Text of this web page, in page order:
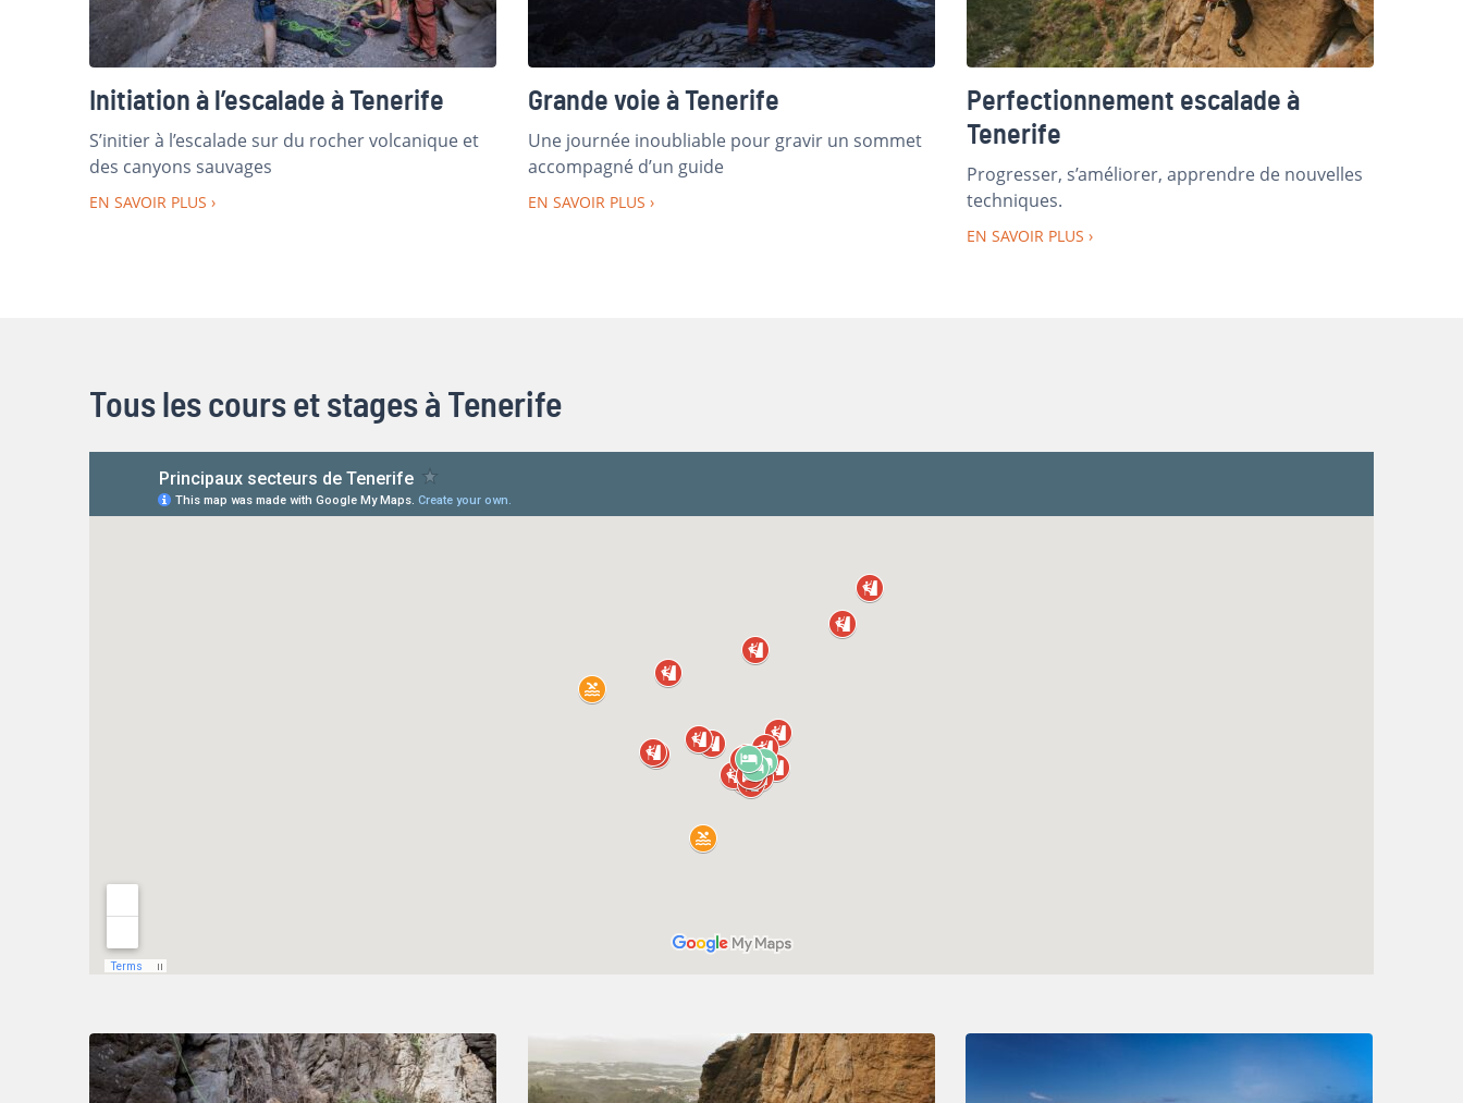
Initiation à l’escalade à Tenerife
S’initier à l’escalade sur du rocher volcanique et
des canyons sauvages
EN SAVOIR PLUS
Grande voie à Tenerife
Une journée inoubliable pour gravir un sommet
accompagné d’un guide
EN SAVOIR PLUS
Perfectionnement escalade à
Tenerife
Progresser, s’améliorer, apprendre de nouvelles
techniques.
EN SAVOIR PLUS
Tous les cours et stages à Tenerife